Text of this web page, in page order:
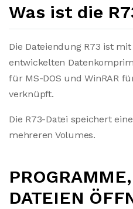
Was ist die
Die Dateiendung R73 ist
entwickelten
für MS-DOS und WinRAR
verknüpft.
Die R73-Datei speichert
mehreren Volumes.
DATEIEN